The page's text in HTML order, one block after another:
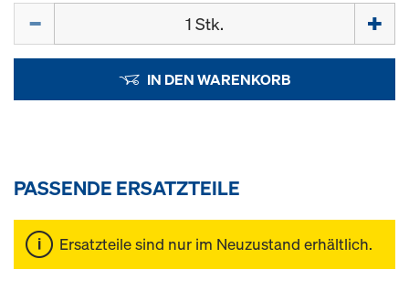
IN DEN WARENKORB
PASSENDE ERSATZTEILE
Ersatzteile sind nur im Neuzustand erhältlich.